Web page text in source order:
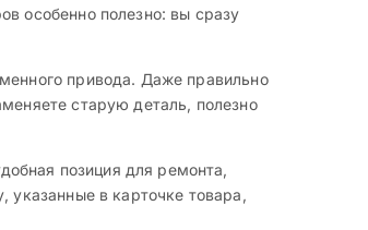
особенно полезно: вы сразу
привода. Даже правильно
старую деталь, полезно
позиция для ремонта,
указанные в карточке товара,